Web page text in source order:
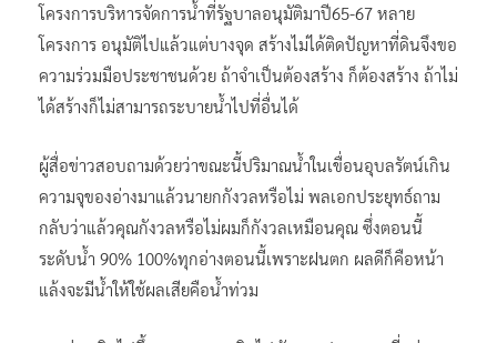
โครงการบริหารจัดการน้ำที่รัฐบาลอนุมัติมาปี65-67 หลาย
โครงการ อนุมัติไปแล้วแต่บางจุด สร้างไม่ได้ติดปัญหาที่ดินจึงขอ
ความร่วมมือประชาชนด้วย ถ้าจำเป็นต้องสร้าง ก็ต้องสร้าง ถ้าไม่
ได้สร้างก็ไม่สามารถระบายน้ำไปที่อื่นได้
ผู้สื่อข่าวสอบถามด้วยว่าขณะนี้ปริมาณน้ำในเขื่อนอุบลรัตน์เกิน
ความจุของอ่างมาแล้วนายกกังวลหรือไม่ พลเอกประยุทธ์ถาม
กลับว่าแล้วคุณกังวลหรือไม่ผมก็กังวลเหมือนคุณ ซึ่งตอนนี้
ระดับน้ำ 90% 100%ทุกอ่างตอนนี้เพราะฝนตก ผลดีก็คือหน้า
แล้งจะมีน้ำให้ใช้ผลเสียคือน้ำท่วม